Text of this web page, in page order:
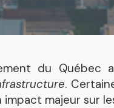
Droit public
Droit
Litige
du
.
majeur sur